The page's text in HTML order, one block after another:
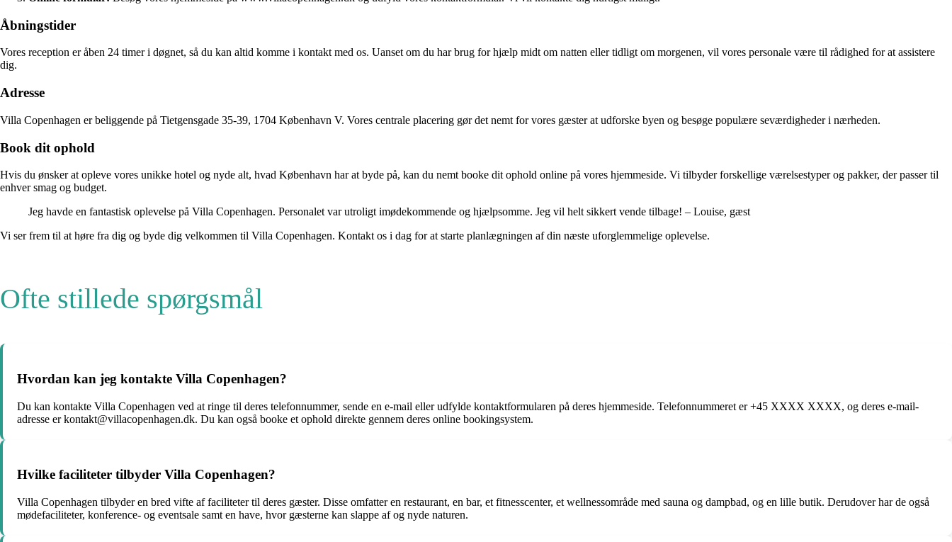
Åbningstider
Vores reception er åben 24 timer i døgnet, så du kan altid komme i kontakt med os. Uanset om du har brug for hjælp midt om natten eller tidligt om morgenen, vil vores personale være til rådighed for at assistere
dig.
Adresse
Villa Copenhagen er beliggende på Tietgensgade 35-39, 1704 København V. Vores centrale placering gør det nemt for vores gæster at udforske byen og besøge populære seværdigheder i nærheden.
Book dit ophold
Hvis du ønsker at opleve vores unikke hotel og nyde alt, hvad København har at byde på, kan du nemt booke dit ophold online på vores hjemmeside. Vi tilbyder forskellige værelsestyper og pakker, der passer til
enhver smag og budget.
Jeg havde en fantastisk oplevelse på Villa Copenhagen. Personalet var utroligt imødekommende og hjælpsomme. Jeg vil helt sikkert vende tilbage! – Louise, gæst
Vi ser frem til at høre fra dig og byde dig velkommen til Villa Copenhagen. Kontakt os i dag for at starte planlægningen af din næste uforglemmelige oplevelse.
Ofte stillede spørgsmål
Hvordan kan jeg kontakte Villa Copenhagen?
Du kan kontakte Villa Copenhagen ved at ringe til deres telefonnummer, sende en e-mail eller udfylde kontaktformularen på deres hjemmeside. Telefonnummeret er +45 XXXX XXXX, og deres e-mail-
adresse er kontakt@villacopenhagen.dk. Du kan også booke et ophold direkte gennem deres online bookingsystem.
Hvilke faciliteter tilbyder Villa Copenhagen?
Villa Copenhagen tilbyder en bred vifte af faciliteter til deres gæster. Disse omfatter en restaurant, en bar, et fitnesscenter, et wellnessområde med sauna og dampbad, og en lille butik. Derudover har de også
mødefaciliteter, konference- og eventsale samt en have, hvor gæsterne kan slappe af og nyde naturen.